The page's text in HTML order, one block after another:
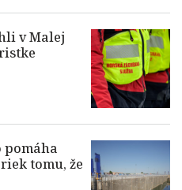
v Malej
pomáha
tomu, že